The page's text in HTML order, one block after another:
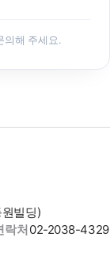
의”를 통한 상
용
미팅 일정 조율,
청이 있는 경우
에 동의하신 것으
의해 주세요.
빌딩)
락처02-2038-4329